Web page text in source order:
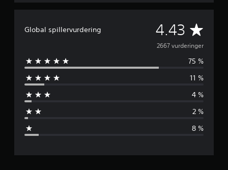
Global spillervurdering 4.43 G
j
e
n
o
s
2667 vurderinger
75 %
11 %
4 %
2 %
8 %